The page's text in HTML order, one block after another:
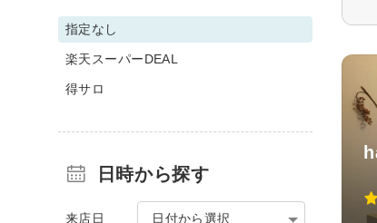
指定なし
楽天スーパーDEAL
得サロ
日時から探す
来店日 日付から選択